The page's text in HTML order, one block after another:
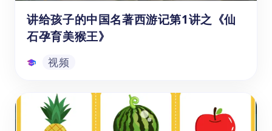
讲给孩子的中国名著西游记第1讲之《仙
石孕育美猴王》
视频
讲给孩子的中国名著西游记第1讲之《仙
石孕育美猴王》